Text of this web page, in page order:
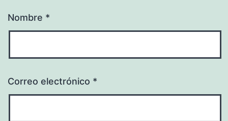
Nombre *
Correo electrónico *